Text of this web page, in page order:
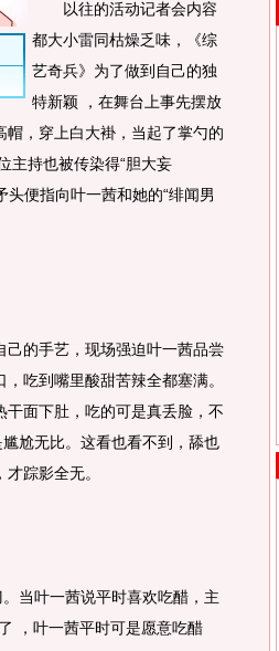
以往的活动记者会内容
都大小雷同枯燥乏味，《综
艺奇兵》为了做到自己的独
特新颖 ，在舞台上事先摆放
，穿上白大褂，当起了掌勺的
主持也被传染得“胆大妄
头便指向叶一茜和她的“绯闻男
的手艺，现场强迫叶一茜品尝
吃到嘴里酸甜苦辣全都塞满。
面下肚，吃的可是真丢脸，不
尬无比。这看也看不到，舔也
踪影全无。
当叶一茜说平时喜欢吃醋，主
，叶一茜平时可是愿意吃醋